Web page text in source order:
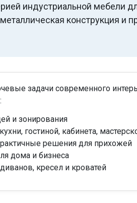
индустриальной мебели
конструкция и
задачи современного
и зонирования
гостиной, кабинета,
решения для прихожей
дома и бизнеса
кресел и кроватей